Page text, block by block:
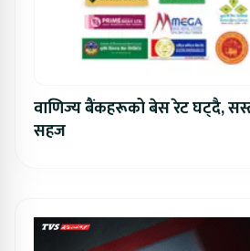
वाणिज्य बैंकहरूको बेस रेट घट्दै,
सहज